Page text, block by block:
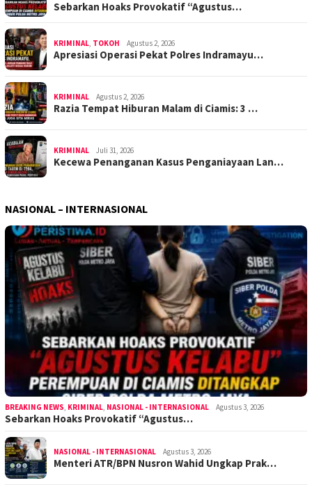
Sebarkan Hoaks Provokatif “Agustus…
KRIMINAL, TOKOH Agustus 2, 2026
Apresiasi Operasi Pekat Polres Indramayu…
KRIMINAL Agustus 2, 2026
Razia Tempat Hiburan Malam di Ciamis: 3 …
KRIMINAL Juli 31, 2026
Kecewa Penanganan Kasus Penganiayaan Lan…
NASIONAL – INTERNASIONAL
BREAKING NEWS, KRIMINAL, NASIONAL - INTERNASIONAL Agustus 3, 2026
Sebarkan Hoaks Provokatif “Agustus…
NASIONAL - INTERNASIONAL Agustus 3, 2026
Menteri ATR/BPN Nusron Wahid Ungkap Prak…